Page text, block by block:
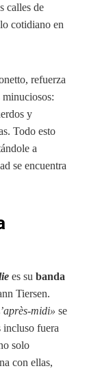
calles de
cotidiano en
refuerza
y
Todo esto
a
se encuentra
es su banda
Tiersen.
midi» se
incluso fuera
solo
con ellas,